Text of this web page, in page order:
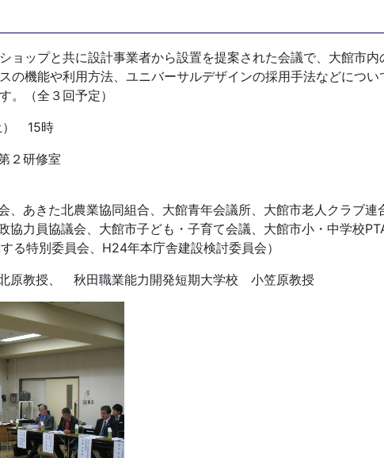
ョップと共に設計事業者から設置を提案された会議で、大館市
の機能や利用方法、ユニバーサルデザインの採用手法などにつ
。（全３回予定）
） 15時
２研修室
、あきた北農業協同組合、大館青年会議所、大館市老人クラブ
協力員協議会、大館市子ども・子育て会議、大館市小・中学校
る特別委員会、H24年本庁舎建設検討委員会）
原教授、 秋田職業能力開発短期大学校 小笠原教授